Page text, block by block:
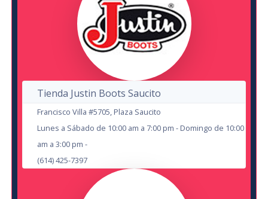
Anexo Centenario
27
AUG
Centro Cultural Paso del Norte
28
OCT
Tienda Justin Boots Saucito
Francisco Villa #5705, Plaza Saucito
Lunes a Sábado de 10:00 am a 7:00 pm - Domingo de 10:00
am a 3:00 pm -
(614) 425-7397